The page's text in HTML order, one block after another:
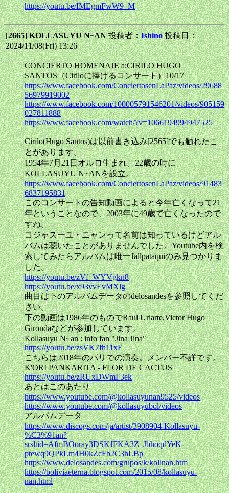
https://youtu.be/IMEgmFwW9_M
[2665]KOLLASUYU N~AN投稿者：Ishino 投稿日：
2024/11/08(Fri) 13:26
CONCIERTO HOMENAJE a:CIRILO HUGO
SANTOS（Ciriloに捧げるコンサート）10/17
https://www.facebook.com/ConciertosenLaPaz/videos/29688
56979919002
https://www.facebook.com/100005791546201/videos/905159
027811888
https://www.facebook.com/watch/?v=1066194994947525
Cirilo(Hugo Santos)は以前書き込み[2565]でも触れたこ
とがあります。
1954年7月21日オルロ生まれ。22歳の時に
KOLLASUYU N~ANを設立。
https://www.facebook.com/ConciertosenLaPaz/videos/91483
6837195831
このコンサートの告知動画によると今年亡くなって21
年ということなので、2003年に49歳で亡くなったので
すね。
コジャスーユ・ニャンって名前は知っているけどアル
バムは聴いたことがありませんでした。Youtube内を検
索してみたらアルバムは唯一Jallpataquiのみ見つかりま
した。
https://youtu.be/zVf_WYVgkn8
https://youtu.be/x93vvEvMXlg
曲目は下のアルバムデータのdelosandesを参照してくだ
さい。
下の動画は1986年のものでRaul Uriarte,Victor Hugo
Girondaなどが参加しています。
Kollasuyu N~an : info fan "Jina Jina"
https://youtu.be/zsVK7fh11xE
こちらは2018年のパリでの演奏。メンバー不詳です。
K'ORI PANKARITA - FLOR DE CACTUS
https://youtu.be/zRUxDWmF3ek
あとはこのあたり
https://www.youtube.com/@kollasuyunan9525/videos
https://www.youtube.com/@kollasuyubol/videos
アルバムデータ
https://www.discogs.com/ja/artist/3908904-Kollasuyu-
%C3%91an?
srsltid=AfmBOoray3DSKJFKA3Z_JbhoqdYeK-
ptewq9QPkLm4H0kZcFb2C3hLBp
https://www.delosandes.com/grupos/k/kollnan.htm
https://boliviaeterna.blogspot.com/2015/08/kollasuyu-
nan.html